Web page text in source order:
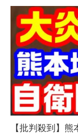
【批判殺到】